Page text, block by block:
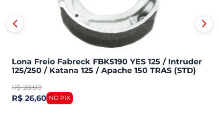
Lona Freio Fabreck FBK5190 YES 125 / Intruder
125/250 / Katana 125 / Apache 150 TRAS (STD)
R$ 28,00
R$ 26,60